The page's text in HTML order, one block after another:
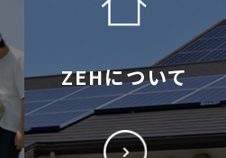
ZEHについて